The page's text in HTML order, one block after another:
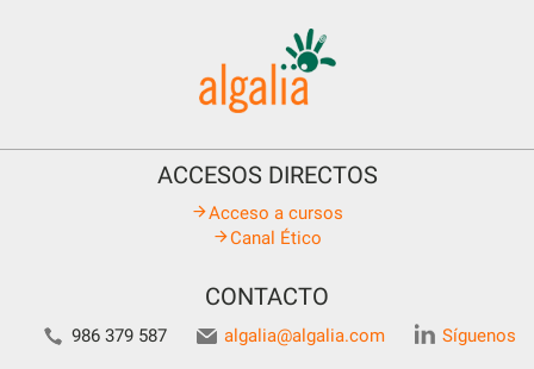
ACCESOS DIRECTOS
Acceso a cursos
Canal Ético
CONTACTO
986 379 587 algalia@algalia.com Síguenos